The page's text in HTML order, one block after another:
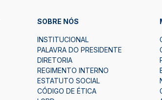
SOBRE NÓS
INSTITUCIONAL
PALAVRA DO PRESIDENTE
DIRETORIA
REGIMENTO INTERNO
ESTATUTO SOCIAL
CÓDIGO DE ÉTICA